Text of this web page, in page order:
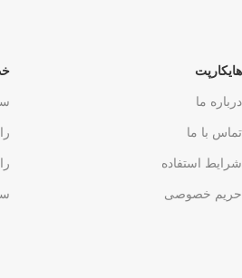
هایکارپت
درباره ما
تماس با ما
شرایط استفاده
حریم خصوصی